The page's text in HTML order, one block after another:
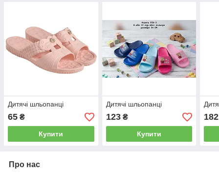
Дитячі шльопанці
65 ₴
Купити
Дитячі шльопанці
123₴
Купити
182
Про нас